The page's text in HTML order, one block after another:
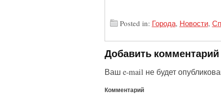
Posted in: Города, Новости,
Добавить комментарий
Ваш e-mail не будет
Комментарий